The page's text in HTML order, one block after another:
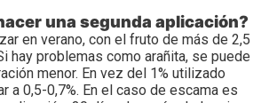
una segunda aplicación?
en verano, con el fruto de más de 2,5
hay problemas como arañita, se puede
menor. En vez del 1% utilizado
a 0,5-0,7%. En el caso de escama es